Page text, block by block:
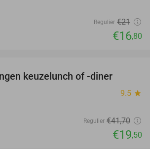
Regulier €21
€16,80
keuzelunch of -diner
9.5 star
Regulier €41,70
€19,50